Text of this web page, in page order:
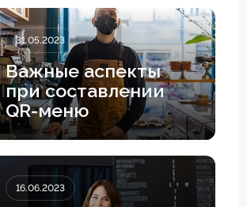
31.05.2023
Важные аспекты
при составлении
QR-меню
16.06.2023